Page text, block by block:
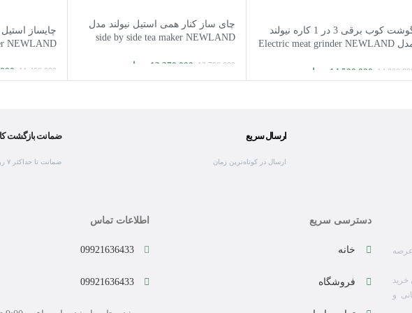
گوشت کوب برقی 3 در 1 کاره نیولند
مدل Electric meat grinder NEWLAND
14,500,000 تومان
چای ساز کنار همی استیل نیولند مدل
side by side tea maker NEWLAND
13,700,000
13,370,000 تومان
افزودن به سبد خرید
چایساز
NEWLAND
11,400,000
ارسال سریع
ارسال در کوتاه‌ترین زمان
ضمانت بازگشت
ضمانت تا حداکثر ۷ روز
خود را در عرصه
و
دسترسی سریع
خانه
فروشگاه
اطلاعات تماس
09921636433
09921636433